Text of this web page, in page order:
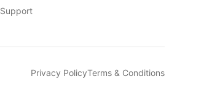
Support
Privacy PolicyTerms & Conditions